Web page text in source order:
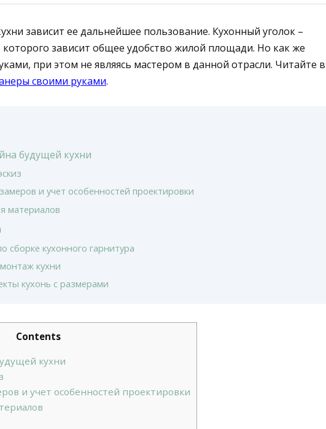
зависит ее дальнейшее пользование. Кухонный уголок –
зависит общее удобство жилой площади. Но как же
при этом не являясь мастером в данной отрасли. Читайте в
своими руками.
будущей кухни
и учет особенностей проектировки
материалов
сборке кухонного гарнитура
кухни
кухонь с размерами
Contents
кухни
и учет особенностей проектировки